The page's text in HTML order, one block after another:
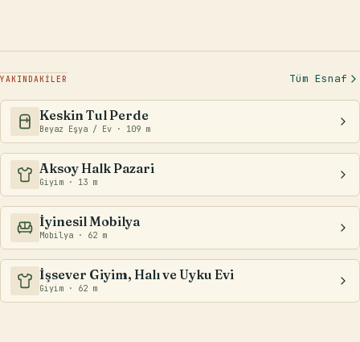
YAKINDAKİLER Tüm Esnaf
Keskin Tul Perde
Beyaz Eşya / Ev · 109 m
Aksoy Halk Pazari
Giyim · 13 m
İyinesil Mobilya
Mobilya · 62 m
İşsever Giyim, Halı ve Uyku Evi
Giyim · 62 m